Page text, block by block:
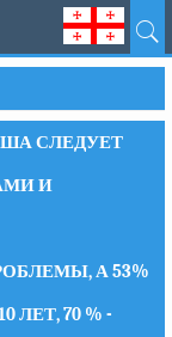
СЛЕДУЕТ
И
А 53%
70 % -